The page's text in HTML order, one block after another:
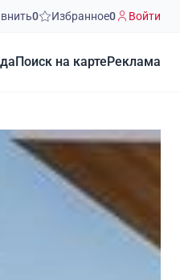
0 Избранное0 Войти
Поиск на карте Реклама